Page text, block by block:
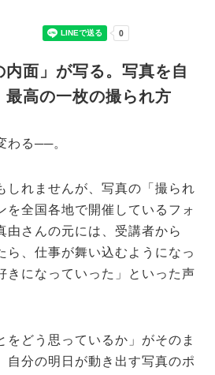
面」が写る。写真を自
高の一枚の撮られ方
わる──。
しれませんが、写真の「撮られ
を全国各地で開催しているフォ
由さんの元には、受講者から
ら、仕事が舞い込むようになっ
きになっていった」といった声
をどう思っているか」がそのま
自分の明日が動き出す写真のポ